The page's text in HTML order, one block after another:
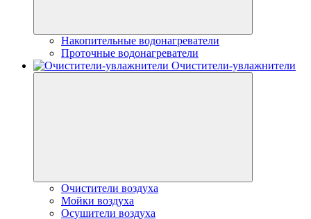
Накопительные водонагреватели
Проточные водонагреватели
Очистители-увлажнители
Очистители воздуха
Мойки воздуха
Осушители воздуха